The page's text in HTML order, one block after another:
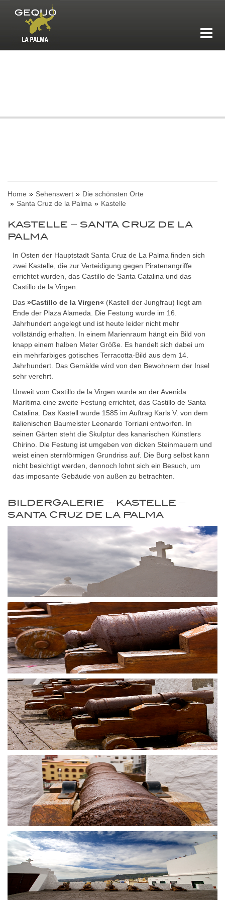
Home Sehenswert
Die schönsten Orte
Santa Cruz de la Palma
Kastelle
KASTELLE – SANTA CRUZ DE LA
PALMA
In Osten der Hauptstadt Santa Cruz de La Palma finden sich
zwei Kastelle, die zur Verteidigung gegen Piratenangriffe
errichtet wurden, das Castillo de Santa Catalina und das
Castillo de la Virgen.
Das »Castillo de la Virgen« (Kastell der Jungfrau) liegt am
Ende der Plaza Alameda. Die Festung wurde im 16.
Jahrhundert angelegt und ist heute leider nicht mehr
vollständig erhalten. In einem Marienraum hängt ein Bild von
knapp einem halben Meter Größe. Es handelt sich dabei um
ein mehrfarbiges gotisches Terracotta-Bild aus dem 14.
Jahrhundert. Das Gemälde wird von den Bewohnern der Insel
sehr verehrt.
Unweit vom Castillo de la Virgen wurde an der Avenida
Marítima eine zweite Festung errichtet, das Castillo de Santa
Catalina. Das Kastell wurde 1585 im Auftrag Karls V. von dem
italienischen Baumeister Leonardo Torriani entworfen. In
seinen Gärten steht die Skulptur des kanarischen Künstlers
Chirino. Die Festung ist umgeben von dicken Steinmauern und
weist einen sternförmigen Grundriss auf. Die Burg selbst kann
nicht besichtigt werden, dennoch lohnt sich ein Besuch, um
das imposante Gebäude von außen zu betrachten.
BILDERGALERIE – KASTELLE –
SANTA CRUZ DE LA PALMA